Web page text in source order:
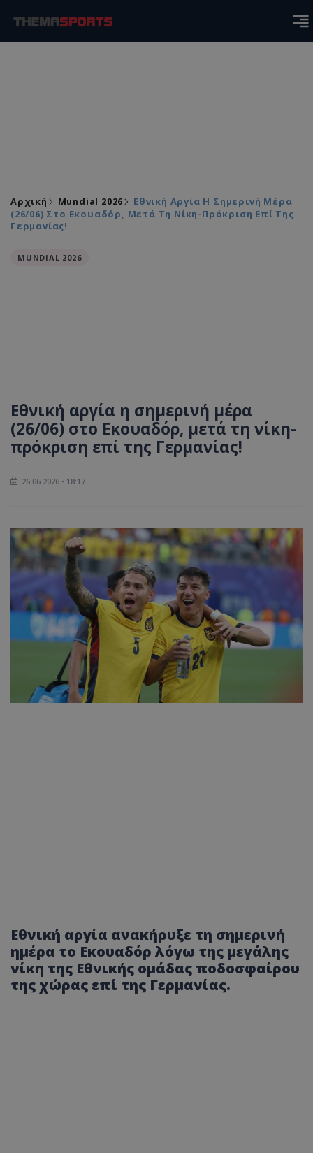
Αρχική Mundial 2026
Εθνική Αργία Η Σημερινή Μέρα
(26/06) Στο Εκουαδόρ, Μετά Τη Νίκη-Πρόκριση Επί Της
Γερμανίας!
MUNDIAL 2026
Εθνική αργία η σημερινή μέρα
(26/06) στο Εκουαδόρ, μετά τη νίκη-
πρόκριση επί της Γερμανίας!
26.06.2026 - 18:17
Εθνική αργία ανακήρυξε τη σημερινή
ημέρα το Εκουαδόρ λόγω της μεγάλης
νίκη της Εθνικής ομάδας ποδοσφαίρου
της χώρας επί της Γερμανίας.